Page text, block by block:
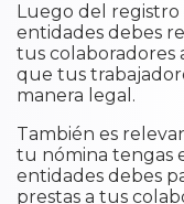
Luego del
entidades debes
tus colaboradores
que tus
manera legal.
También es
tu nómina tengas
entidades debes
prestas a tus